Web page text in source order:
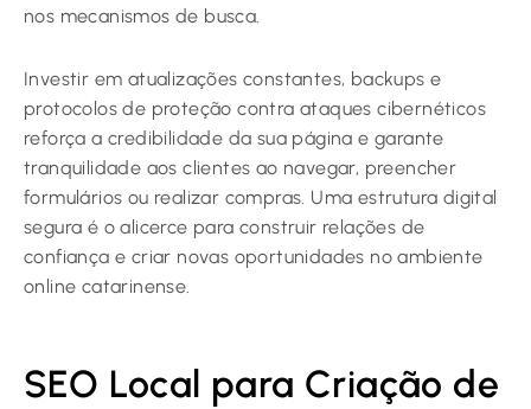
nos mecanismos de busca.
Investir em atualizações constantes, backups e
protocolos de proteção contra ataques cibernéticos
reforça a credibilidade da sua página e garante
tranquilidade aos clientes ao navegar, preencher
formulários ou realizar compras. Uma estrutura digital
segura é o alicerce para construir relações de
confiança e criar novas oportunidades no ambiente
online catarinense.
SEO Local para Criação de